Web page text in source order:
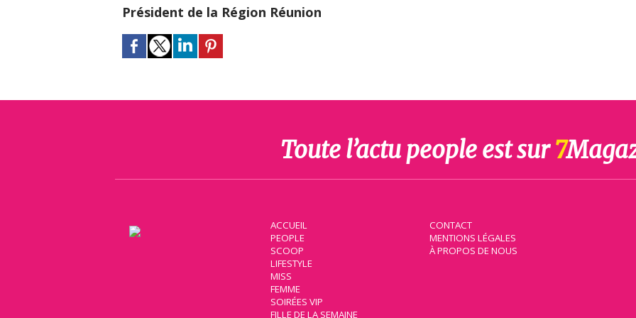
Président de la Région Réunion
Toute l’actu people est sur7
ACCUEIL
PEOPLE
SCOOP
LIFESTYLE
MISS
FEMME
SOIRÉES VIP
FILLE DE LA SEMAINE
CONTACT
MENTIONS LÉGALES
À PROPOS DE NOUS